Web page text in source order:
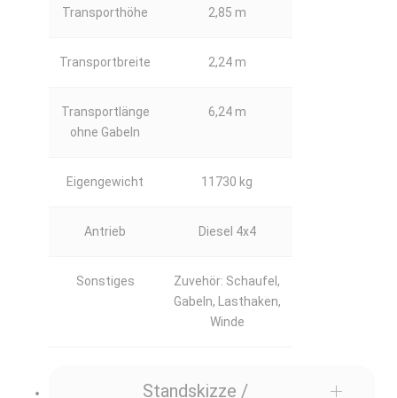
Transporthöhe 2,85 m
Transportbreite 2,24 m
Transportlänge
ohne Gabeln
6,24 m
Eigengewicht 11730 kg
Antrieb Diesel 4x4
Sonstiges
Zuvehör: Schaufel,
Gabeln, Lasthaken,
Winde
Standskizze /